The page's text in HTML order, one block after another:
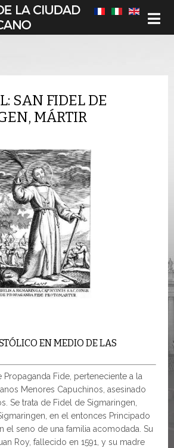
SAN FIDEL DE
MÁRTIR
EN MEDIO DE LAS
Propaganda Fide, perteneciente a la
Menores Capuchinos, asesinado
Se trata de Fidel de Sigmaringen,
en el entonces Principado
el seno de una familia acomodada. Su
Roy, fallecido en 1591, y su madre